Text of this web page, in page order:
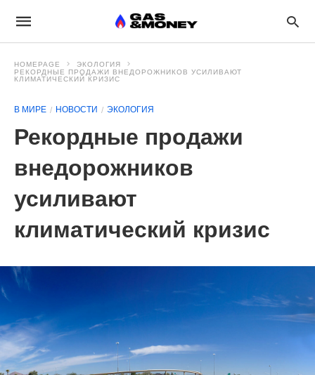
HOMEPAGE
ЭКОЛОГИЯ
РЕКОРДНЫЕ ПРОДАЖИ ВНЕДОРОЖНИКОВ УСИЛИВАЮТ
КЛИМАТИЧЕСКИЙ КРИЗИС
В МИРЕ НОВОСТИ ЭКОЛОГИЯ
Рекордные продажи
внедорожников
усиливают
климатический кризис